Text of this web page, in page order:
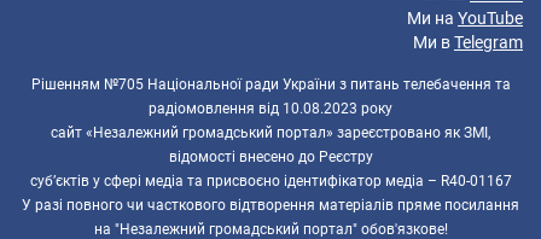
Ми на YouTube
Ми вTelegram
Рішенням №705 Національної ради України з питань телебачення та
радіомовлення від 10.08.2023 року
сайт «Незалежний громадський портал» зареєстровано як ЗМІ,
відомості внесено до Реєстру
суб’єктів у сфері медіа та присвоєно ідентифікатор медіа – R40-01167
У разі повного чи часткового відтворення матеріалів пряме посилання
на "Незалежний громадський портал" обов'язкове!